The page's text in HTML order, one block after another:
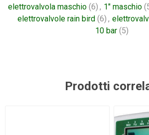
elettrovalvola maschio (6) , 1" maschio
elettrovalvole rain bird (6) ,
10 bar (5)
Prodotti